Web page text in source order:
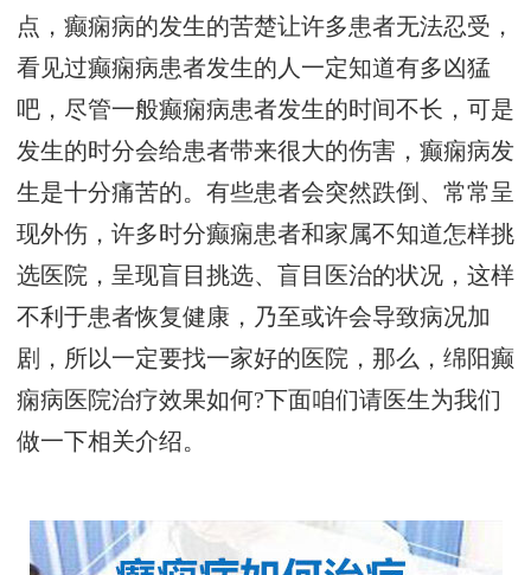
点，癫痫病的发生的苦楚让许多患者无法忍受，
看见过癫痫病患者发生的人一定知道有多凶猛
吧，尽管一般癫痫病患者发生的时间不长，可是
发生的时分会给患者带来很大的伤害，癫痫病发
生是十分痛苦的。有些患者会突然跌倒、常常呈
现外伤，许多时分癫痫患者和家属不知道怎样挑
选医院，呈现盲目挑选、盲目医治的状况，这样
不利于患者恢复健康，乃至或许会导致病况加
剧，所以一定要找一家好的医院，那么，绵阳癫
痫病医院治疗效果如何?下面咱们请医生为我们
做一下相关介绍。